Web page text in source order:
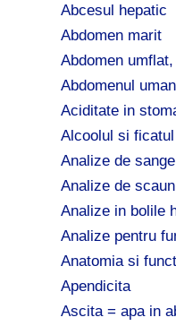
u
p
ă
Abcesul hepatic
Abdomen marit
Abdomen
Abdomenul
Aciditate in
Alcoolul si ficatul
Analize de
Analize de scaun
Analize in bolile
Analize pentru
Anatomia si
Apendicita
Ascita = apa in